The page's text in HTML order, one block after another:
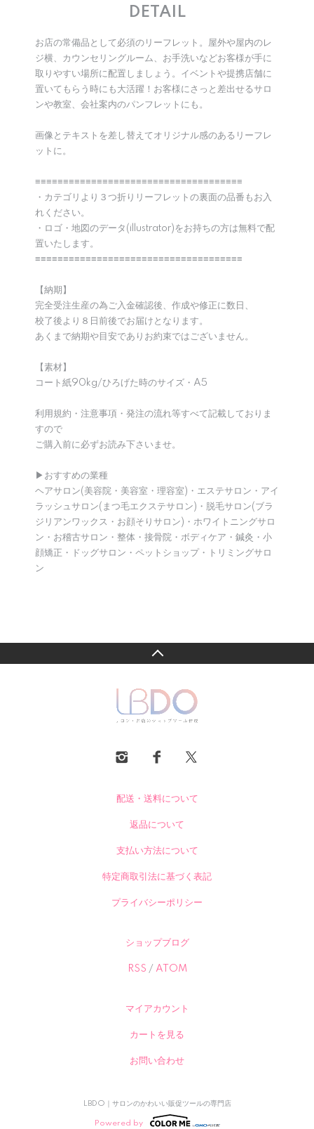
DETAIL
お店の常備品として必須のリーフレット。屋外や屋内のレ
ジ横、カウンセリングルーム、お手洗いなどお客様が手に
取りやすい場所に配置しましょう。イベントや提携店舗に
置いてもらう時にも大活躍！お客様にさっと差出せるサロ
ンや教室、会社案内のパンフレットにも。
画像とテキストを差し替えてオリジナル感のあるリーフレ
ットに。
≡≡≡≡≡≡≡≡≡≡≡≡≡≡≡≡≡≡≡≡≡≡≡≡≡≡≡≡≡≡≡≡≡≡≡≡≡
・カテゴリより３つ折りリーフレットの裏面の品番もお入
れください。
・ロゴ・地図のデータ(illustrator)をお持ちの方は無料で配
置いたします。
≡≡≡≡≡≡≡≡≡≡≡≡≡≡≡≡≡≡≡≡≡≡≡≡≡≡≡≡≡≡≡≡≡≡≡≡≡
【納期】
完全受注生産の為ご入金確認後、作成や修正に数日、
校了後より８日前後でお届けとなります。
あくまで納期や目安でありお約束ではございません。
【素材】
コート紙90kg/ひろげた時のサイズ・A5
利用規約・注意事項・発注の流れ等すべて記載しておりま
すので
ご購入前に必ずお読み下さいませ。
▶︎おすすめの業種
ヘアサロン(美容院・美容室・理容室)・エステサロン・アイ
ラッシュサロン(まつ毛エクステサロン)・脱毛サロン(ブラ
ジリアンワックス・お顔そりサロン)・ホワイトニングサロ
ン・お稽古サロン・整体・接骨院・ボディケア・鍼灸・小
顔矯正・ドッグサロン・ペットショップ・トリミングサロ
ン
配送・送料について
返品について
支払い方法について
特定商取引法に基づく表記
プライバシーポリシー
ショップブログ
RSS / ATOM
マイアカウント
カートを見る
お問い合わせ
LBDO｜サロンのかわいい販促ツールの専門店
Powered by